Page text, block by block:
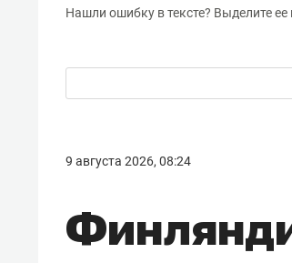
Нашли ошибку в тексте? Выделите
9 августа 2026, 08:24